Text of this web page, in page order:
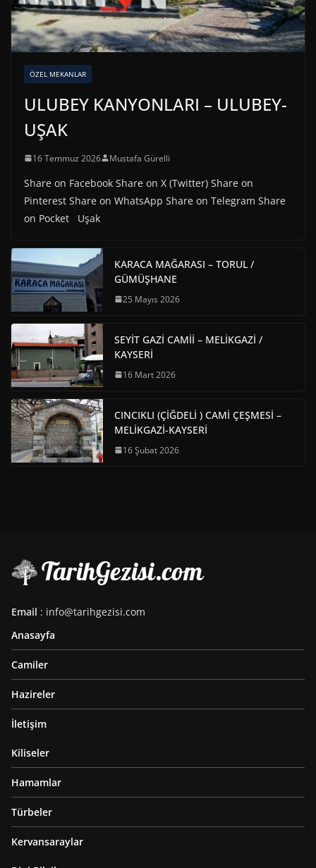
ÖZEL MEKANLAR
ULUBEY KANYONLARI – ULUBEY-
UŞAK
16 Temmuz 2026 Mustafa Gürelli
Share on Facebook Share on X (Twitter) Share on
Pinterest Share on WhatsApp Share on Telegram Share
on Pocket Uşak
KARACA MAĞARASI – TORUL /
GÜMÜŞHANE
25 Mayıs 2026
SEYİT GAZİ CAMİİ – MELİKGAZİ /
KAYSERİ
16 Mart 2026
CINCIKLI (ÇİĞDELİ ) CAMİ ÇEŞMESİ –
MELİKGAZİ-KAYSERİ
16 Şubat 2026
Email : info@tarihgezisi.com
Anasayfa
Camiler
Hazireler
İletişim
Kiliseler
Hamamlar
Türbeler
Kervansaraylar